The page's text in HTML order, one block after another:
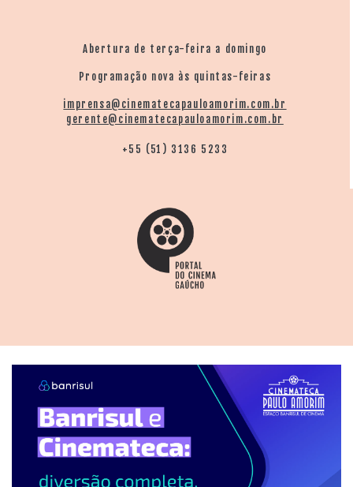
Abertura de terça-feira a domingo
Programação nova às quintas-feiras
imprensa@cinematecapauloamorim.com.br
gerente@cinematecapauloamorim.com.br
+55 (51) 3136 5233